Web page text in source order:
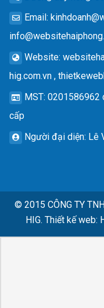
Email :
Website:
hig.com.vn ,
MST: 0201586962
cấp
Người đại diện: Lê
© 2015 CÔNG TY
HIG. Thiết kế web: